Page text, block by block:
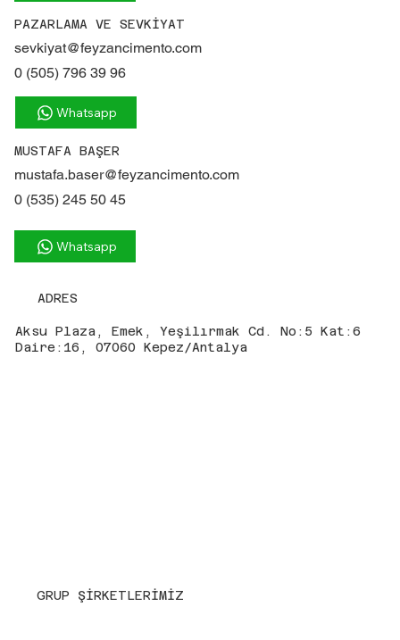
PAZARLAMA VE SEVKİYAT
sevkiyat@feyzancimento.com
0 (505) 796 39 96
Whatsapp
MUSTAFA BAŞER
mustafa.baser@feyzancimento.com
0 (535) 245 50 45
Whatsapp
ADRES
Aksu Plaza, Emek, Yeşilırmak Cd. No:5 Kat:6
Daire:16, 07060 Kepez/Antalya
GRUP ŞİRKETLERİMİZ